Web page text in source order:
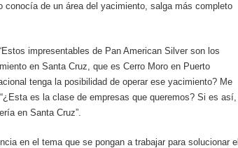
conocía de un área del yacimiento, salga más completo
impresentables de Pan American Silver son los
en Santa Cruz, que es Cerro Moro en Puerto
tenga la posibilidad de operar ese yacimiento? Me
es la clase de empresas que queremos? Si es así,
en Santa Cruz”.
en el tema que se pongan a trabajar para solucionar el